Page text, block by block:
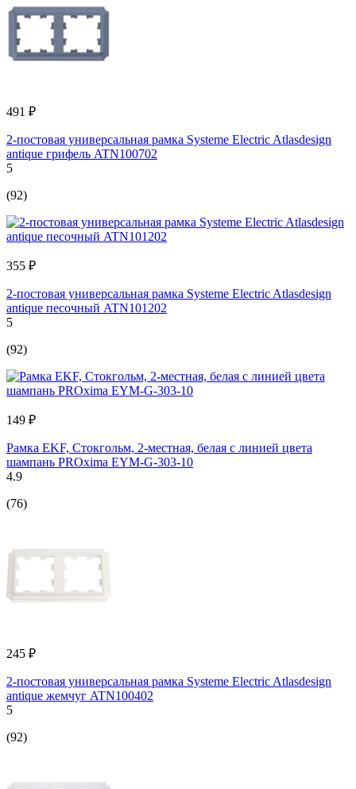
491 ₽
2-постовая универсальная рамка Systeme Electric Atlasdesign
antique грифель ATN100702
5
(92)
355 ₽
2-постовая универсальная рамка Systeme Electric Atlasdesign
antique песочный ATN101202
5
(92)
149 ₽
Рамка EKF, Стокгольм, 2-местная, белая с линией цвета
шампань PROxima EYM-G-303-10
4.9
(76)
245 ₽
2-постовая универсальная рамка Systeme Electric Atlasdesign
antique жемчуг ATN100402
5
(92)